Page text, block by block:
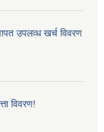
उपलव्ध खर्च विवरण
विवरण!